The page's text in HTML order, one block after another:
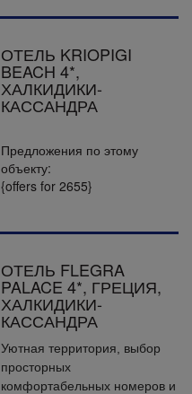
ОТЕЛЬ KRIOPIGI
BEACH 4*,
ХАЛКИДИКИ-
КАССАНДРА
Предложения по этому
объекту:
{offers for 2655}
ОТЕЛЬ FLEGRA
PALACE 4*, ГРЕЦИЯ,
ХАЛКИДИКИ-
КАССАНДРА
Уютная территория, выбор
просторных
комфортабельных номеров и